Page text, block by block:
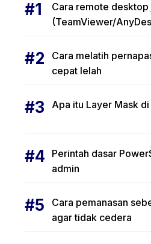
Cara remote desktop
(TeamViewer/
Cara melatih
cepat lelah
Apa itu Layer Mask
Perintah dasar
admin
Cara pemanasan
agar tidak cedera